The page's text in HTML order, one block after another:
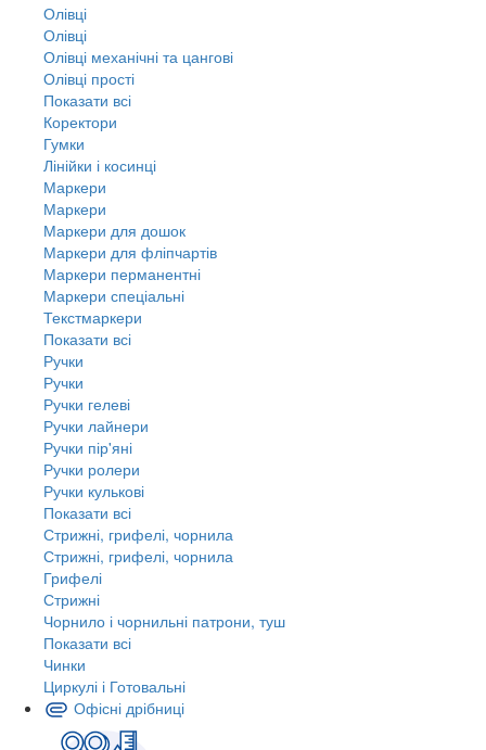
Олівці
Олівці
Олівці механічні та цангові
Олівці прості
Показати всі
Коректори
Гумки
Лінійки і косинці
Маркери
Маркери
Маркери для дошок
Маркери для фліпчартів
Маркери перманентні
Маркери спеціальні
Текстмаркери
Показати всі
Ручки
Ручки
Ручки гелеві
Ручки лайнери
Ручки пір'яні
Ручки ролери
Ручки кулькові
Показати всі
Стрижні, грифелі, чорнила
Стрижні, грифелі, чорнила
Грифелі
Стрижні
Чорнило і чорнильні патрони, туш
Показати всі
Чинки
Циркулі і Готовальні
Офісні дрібниці